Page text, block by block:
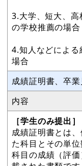
3.大学、短大、高
の学校推薦の場合
4.知人などによる
場合
成績証明書、卒
内容
［学生のみ提出］
成績証明書とは、
た科目とその単
科目の成績（評